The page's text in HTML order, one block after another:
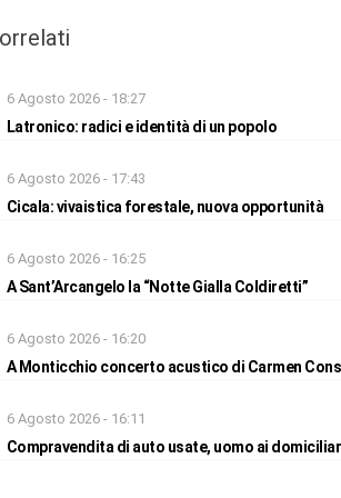
6 Agosto 2026 - 18:27
Latronico: radici e identità di un popolo
6 Agosto 2026 - 17:43
Cicala: vivaistica forestale, nuova opportunità
6 Agosto 2026 - 16:25
A Sant’Arcangelo la “Notte Gialla Coldiretti”
6 Agosto 2026 - 16:20
A Monticchio concerto acustico di Carmen
6 Agosto 2026 - 16:11
Compravendita di auto usate, uomo ai